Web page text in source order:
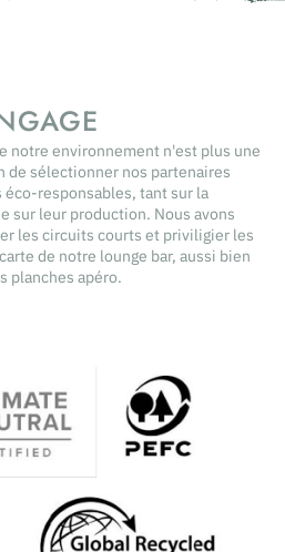
notre environnement n'est plus une
de sélectionner nos partenaires
responsables, tant sur la
sur leur production. Nous avons
les circuits courts et priviligier les
de notre lounge bar, aussi bien
planches apéro.